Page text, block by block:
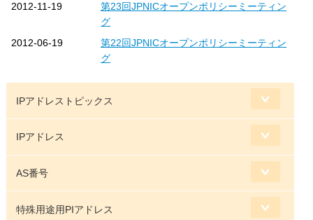
2012-11-19
第23回JPNICオープンポリシーミーティン
グ
2012-06-19
第22回JPNICオープンポリシーミーティン
グ
IPアドレストピックス
IPアドレス
AS番号
特殊用途用PIアドレス